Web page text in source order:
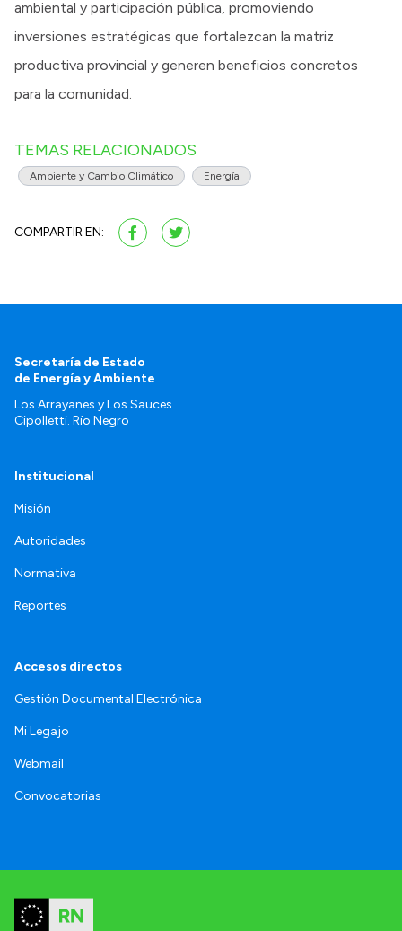
ambiental y participación pública, promoviendo
inversiones estratégicas que fortalezcan la matriz
productiva provincial y generen beneficios concretos
para la comunidad.
TEMAS RELACIONADOS
Ambiente y Cambio Climático Energía
COMPARTIR EN:
Secretaría de Estado
de Energía y Ambiente
Los Arrayanes y Los Sauces.
Cipolletti. Río Negro
Institucional
Misión
Autoridades
Normativa
Reportes
Accesos directos
Gestión Documental Electrónica
Mi Legajo
Webmail
Convocatorias